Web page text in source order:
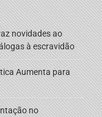
novidades ao
à escravidão
Aumenta para
no